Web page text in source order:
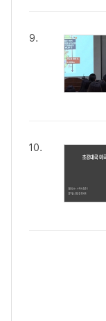
9.
10.